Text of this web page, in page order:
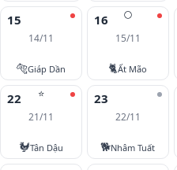
15
14/11
🐅Giáp Dần
🌕
16
15/11
🐈Ất Mão
⭐
22
21/11
🐓Tân Dậu
23
22/11
🐕Nhâm Tuất